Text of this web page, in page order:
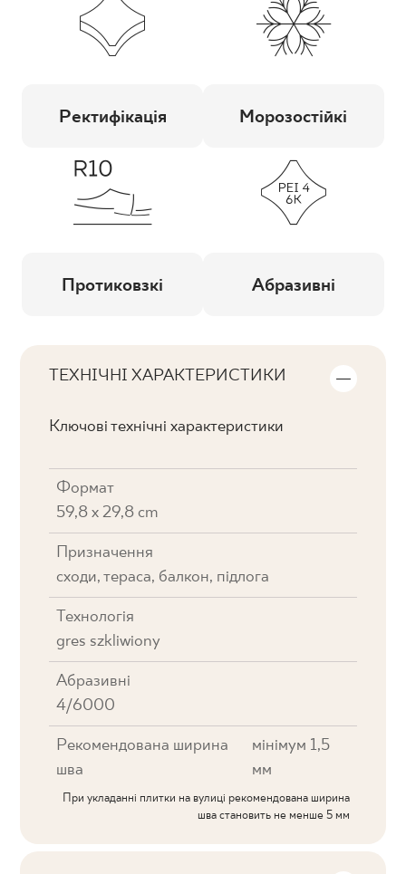
Ректифікація Морозостійкі
Протиковзкі Абразивні
ТЕХНІЧНІ ХАРАКТЕРИСТИКИ
Ключові технічні характеристики
Формат
59,8 x 29,8 cm
Призначення
cходи, тераса, балкон, підлога
Технологія
gres szkliwiony
Абразивні
4/6000
Рекомендована ширина
шва
мінімум 1,5
мм
При укладанні плитки на вулиці рекомендована ширина
шва становить не менше 5 мм